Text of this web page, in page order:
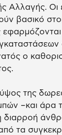
Αλλαγής. Οι
βασικό
ο
ύψος της
–και άρα
διαρροή
τα